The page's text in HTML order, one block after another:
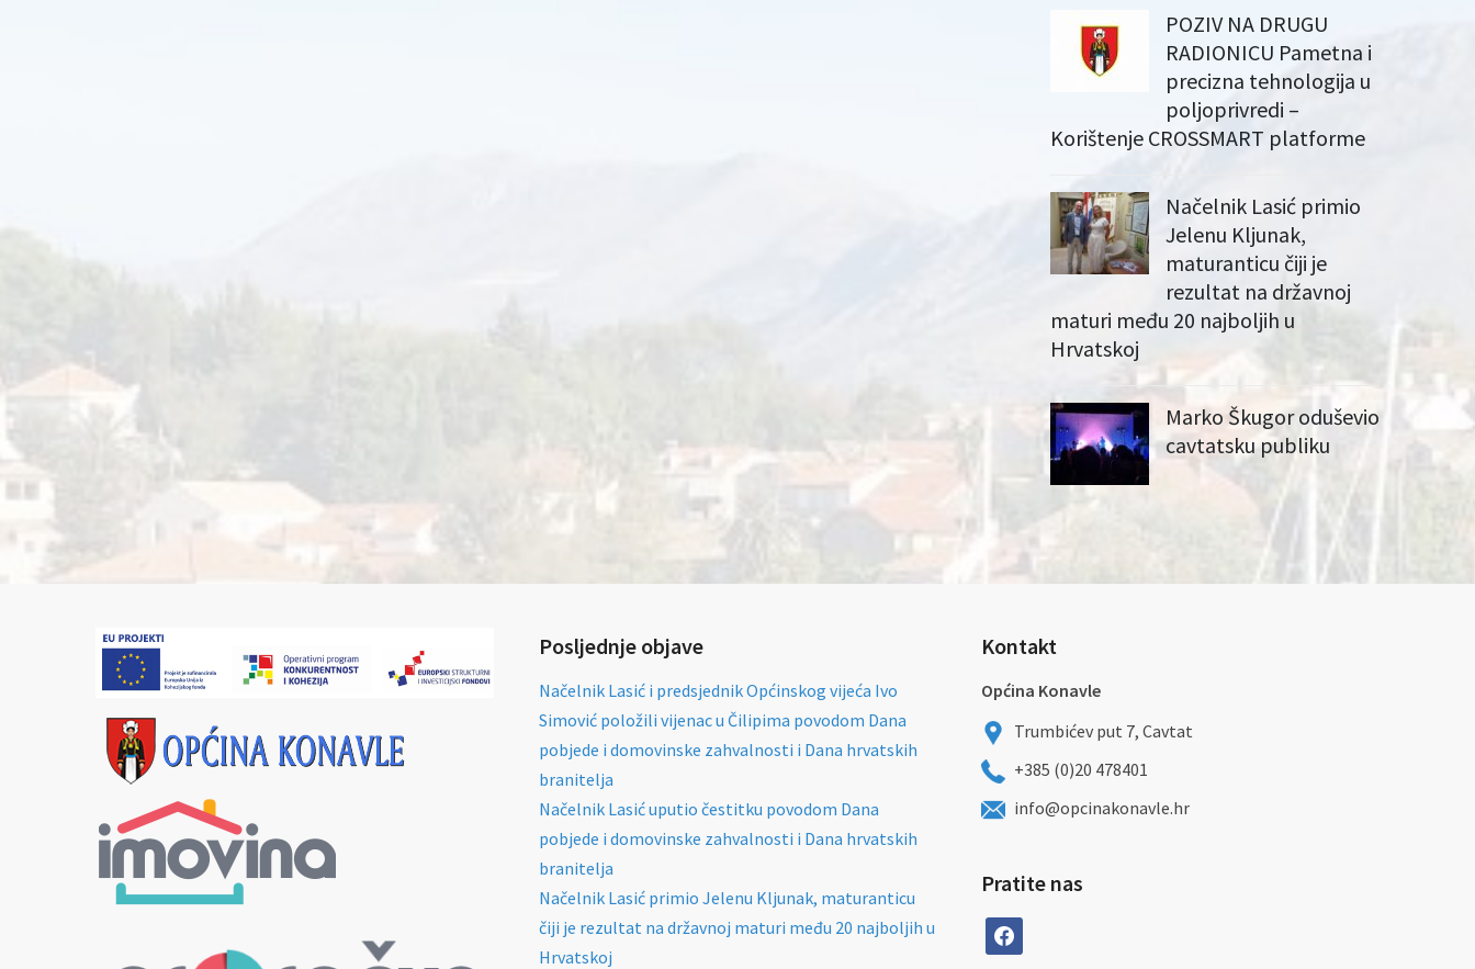
POZIV NA DRUGU
RADIONICU Pametna i
precizna tehnologija u
poljoprivredi –
Korištenje CROSSMART platforme
Načelnik Lasić primio
Jelenu Kljunak,
maturanticu čiji je
rezultat na državnoj
maturi među 20 najboljih u
Hrvatskoj
Marko Škugor oduševio
cavtatsku publiku
Posljednje objave
Načelnik Lasić i predsjednik Općinskog vijeća Ivo
Simović položili vijenac u Čilipima povodom Dana
pobjede i domovinske zahvalnosti i Dana hrvatskih
branitelja
Načelnik Lasić uputio čestitku povodom Dana
pobjede i domovinske zahvalnosti i Dana hrvatskih
branitelja
Načelnik Lasić primio Jelenu Kljunak, maturanticu
čiji je rezultat na državnoj maturi među 20 najboljih u
Hrvatskoj
Kontakt
Općina Konavle
Trumbićev put 7, Cavtat
+385 (0)20 478401
info@opcinakonavle.hr
Pratite nas
facebook